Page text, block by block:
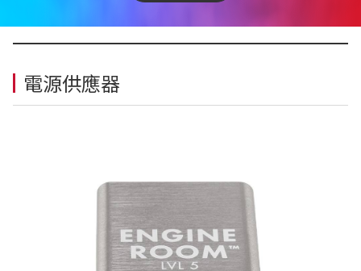
電源供應器